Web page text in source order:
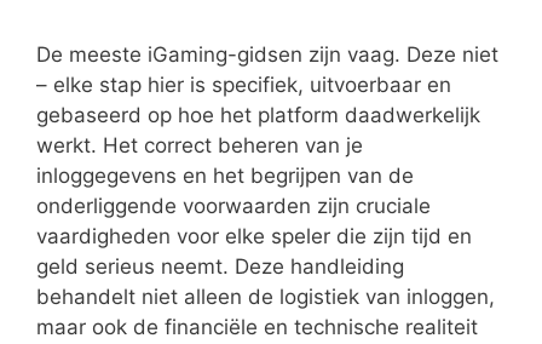
De meeste iGaming-gidsen zijn vaag. Deze niet
– elke stap hier is specifiek, uitvoerbaar en
gebaseerd op hoe het platform daadwerkelijk
werkt. Het correct beheren van je
inloggegevens en het begrijpen van de
onderliggende voorwaarden zijn cruciale
vaardigheden voor elke speler die zijn tijd en
geld serieus neemt. Deze handleiding
behandelt niet alleen de logistiek van inloggen,
maar ook de financiële en technische realiteit